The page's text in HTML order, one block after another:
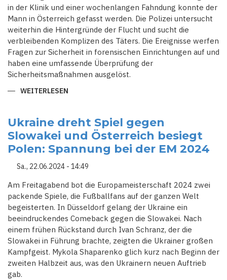
in der Klinik und einer wochenlangen Fahndung konnte der
Mann in Österreich gefasst werden. Die Polizei untersucht
weiterhin die Hintergründe der Flucht und sucht die
verbleibenden Komplizen des Täters. Die Ereignisse werfen
Fragen zur Sicherheit in forensischen Einrichtungen auf und
haben eine umfassende Überprüfung der
Sicherheitsmaßnahmen ausgelöst.
WEITERLESEN
NACH
SPEKTAKULÄREM
AUSBRUCH
IN
ÖSTERREICH
VERHAFTET
Ukraine dreht Spiel gegen
Slowakei und Österreich besiegt
Polen: Spannung bei der EM 2024
Sa., 22.06.2024 - 14:49
Am Freitagabend bot die Europameisterschaft 2024 zwei
packende Spiele, die Fußballfans auf der ganzen Welt
begeisterten. In Düsseldorf gelang der Ukraine ein
beeindruckendes Comeback gegen die Slowakei. Nach
einem frühen Rückstand durch Ivan Schranz, der die
Slowakei in Führung brachte, zeigten die Ukrainer großen
Kampfgeist. Mykola Shaparenko glich kurz nach Beginn der
zweiten Halbzeit aus, was den Ukrainern neuen Auftrieb
gab.